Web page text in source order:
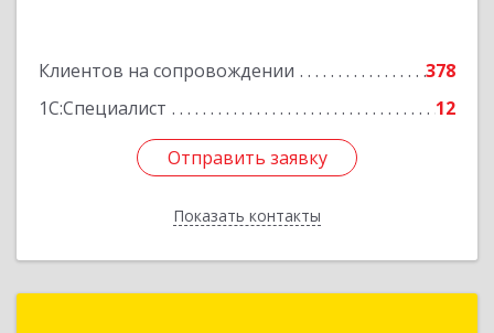
Клиентов на сопровождении
378
1С:Специалист
12
Отправить заявку
Показать контакты
Отправить заявку
Назад